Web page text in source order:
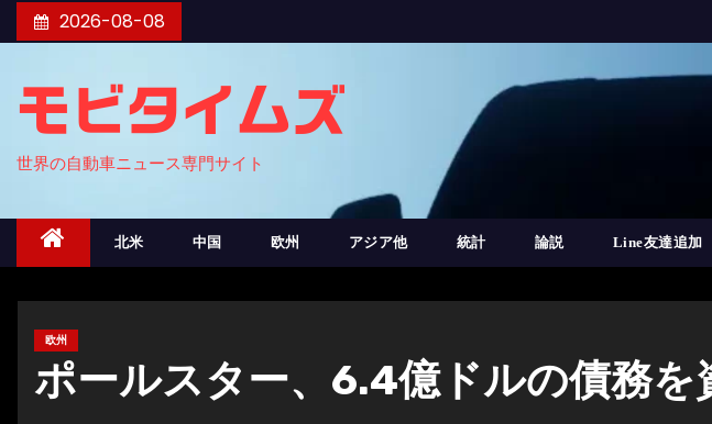
ン
2026-08-08
モビタイムズ
世界の自動車ニュース専門サイト
北米 中国 欧州 アジア他 統計 論説 Line友達追加
欧州
ポールスター、6.4億ドルの債務